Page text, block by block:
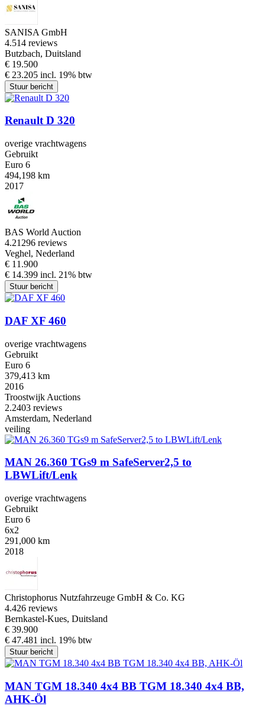
SANISA GmbH
4.514 reviews
Butzbach, Duitsland
€ 19.500
€ 23.205 incl. 19% btw
Stuur bericht
Renault D 320
overige vrachtwagens
Gebruikt
Euro 6
494,198 km
2017
BAS World Auction
4.21296 reviews
Veghel, Nederland
€ 11.900
€ 14.399 incl. 21% btw
Stuur bericht
DAF XF 460
overige vrachtwagens
Gebruikt
Euro 6
379,413 km
2016
Troostwijk Auctions
2.2403 reviews
Amsterdam, Nederland
veiling
MAN 26.360 TGs9 m SafeServer2,5 to
LBWLift/Lenk
overige vrachtwagens
Gebruikt
Euro 6
6x2
291,000 km
2018
Christophorus Nutzfahrzeuge GmbH & Co. KG
4.426 reviews
Bernkastel-Kues, Duitsland
€ 39.900
€ 47.481 incl. 19% btw
Stuur bericht
MAN TGM 18.340 4x4 BB TGM 18.340 4x4 BB,
AHK-Öl